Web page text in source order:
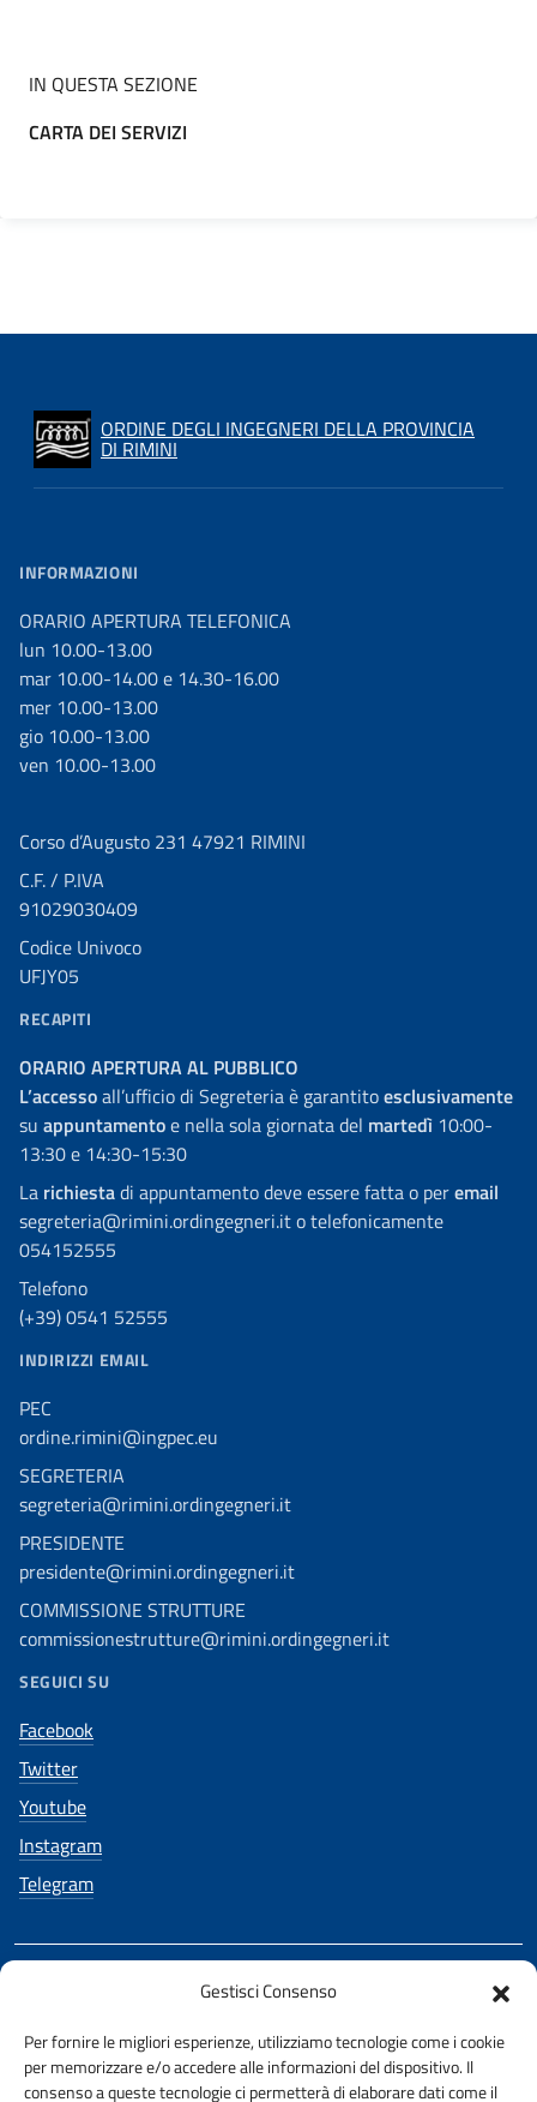
Gestisci Consenso
Per fornire le migliori esperienze, utilizziamo tecnologie come i cookie
per memorizzare e/o accedere alle informazioni del dispositivo. Il
consenso a queste tecnologie ci permetterà di elaborare dati come il
IN QUESTA SEZIONE
CARTA DEI SERVIZI
ORDINE DEGLI INGEGNERI DELLA PROVINCIA
DI RIMINI
INFORMAZIONI
ORARIO APERTURA TELEFONICA
lun 10.00-13.00
mar 10.00-14.00 e 14.30-16.00
mer 10.00-13.00
gio 10.00-13.00
ven 10.00-13.00
Corso d’Augusto 231 47921 RIMINI
C.F. / P.IVA
91029030409
Codice Univoco
UFJY05
RECAPITI
ORARIO APERTURA AL PUBBLICO
L’accessoall’ufficio di Segreteria è garantitoesclusivamente
su appuntamentoe nella sola giornata del martedì 10:00-
13:30 e 14:30-15:30
La richiestadi appuntamento deve essere fatta o peremail
segreteria@rimini.ordingegneri.it o telefonicamente
054152555
Telefono
(+39) 0541 52555
INDIRIZZI EMAIL
PEC
ordine.rimini@ingpec.eu
SEGRETERIA
segreteria@rimini.ordingegneri.it
PRESIDENTE
presidente@rimini.ordingegneri.it
COMMISSIONE STRUTTURE
commissionestrutture@rimini.ordingegneri.it
SEGUICI SU
Facebook
Twitter
Youtube
Instagram
Telegram
REALIZZATO CON LA COLLABORAZIONE DI
Ing. Iunior Claudia Urbinati